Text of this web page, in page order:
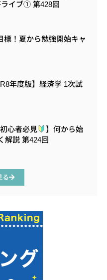
ライブ① 第428回
標！夏から勉強開始キャ
年度版】経済学 1次試
心者必見
】何から始
解説 第424回
る